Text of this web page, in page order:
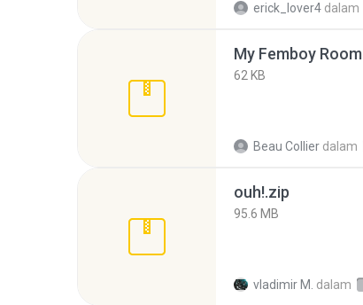
erick_lover4 dalam
My Femboy
62 KB
Beau Collier dalam
ouh!.zip
95.6 MB
vladimir M. dalam